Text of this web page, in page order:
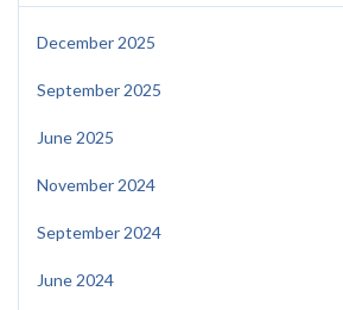
December 2025
September 2025
June 2025
November 2024
September 2024
June 2024